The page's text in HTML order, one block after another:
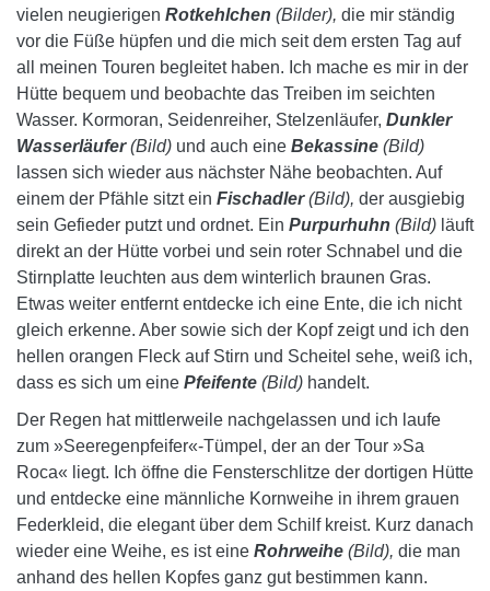
vielen neugierigen Rotkehlchen (Bilder), die mir ständig
vor die Füße hüpfen und die mich seit dem ersten Tag auf
all meinen Touren begleitet haben. Ich mache es mir in der
Hütte bequem und beobachte das Treiben im seichten
Wasser. Kormoran, Seidenreiher, Stelzenläufer, Dunkler
Wasserläufer(Bild) und auch eine Bekassine (Bild)
lassen sich wieder aus nächster Nähe beobachten. Auf
einem der Pfähle sitzt ein Fischadler(Bild), der ausgiebig
sein Gefieder putzt und ordnet. Ein Purpurhuhn (Bild) läuft
direkt an der Hütte vorbei und sein roter Schnabel und die
Stirnplatte leuchten aus dem winterlich braunen Gras.
Etwas weiter entfernt entdecke ich eine Ente, die ich nicht
gleich erkenne. Aber sowie sich der Kopf zeigt und ich den
hellen orangen Fleck auf Stirn und Scheitel sehe, weiß ich,
dass es sich um eine Pfeifente (Bild) handelt.
Der Regen hat mittlerweile nachgelassen und ich laufe
zum »Seeregenpfeifer«-Tümpel, der an der Tour »Sa
Roca« liegt. Ich öffne die Fensterschlitze der dortigen Hütte
und entdecke eine männliche Kornweihe in ihrem grauen
Federkleid, die elegant über dem Schilf kreist. Kurz danach
wieder eine Weihe, es ist eine Rohrweihe (Bild), die man
anhand des hellen Kopfes ganz gut bestimmen kann.